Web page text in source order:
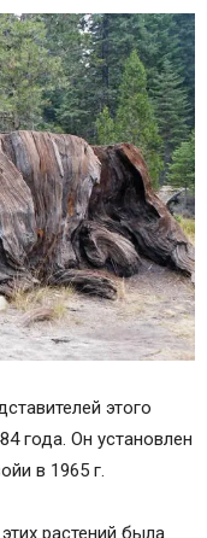
этого
года. Он установлен
в 1965 г.
растений была